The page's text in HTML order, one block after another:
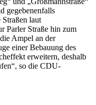
gegebenenfalls
Straßen laut
Parler Straße hin zum
Ampel an der
einer Bebauung des
erweitern, deshalb
so die CDU-